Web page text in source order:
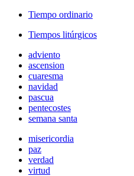
Tiempo ordinario
Tiempos litúrgicos
adviento
ascension
cuaresma
navidad
pascua
pentecostes
semana santa
misericordia
paz
verdad
virtud